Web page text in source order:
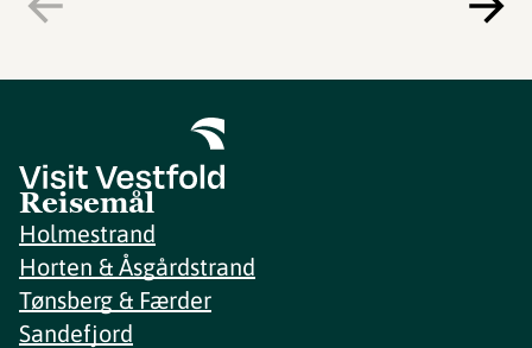
Reisemål
Holmestrand
Horten & Åsgårdstrand
Tønsberg & Færder
Sandefjord